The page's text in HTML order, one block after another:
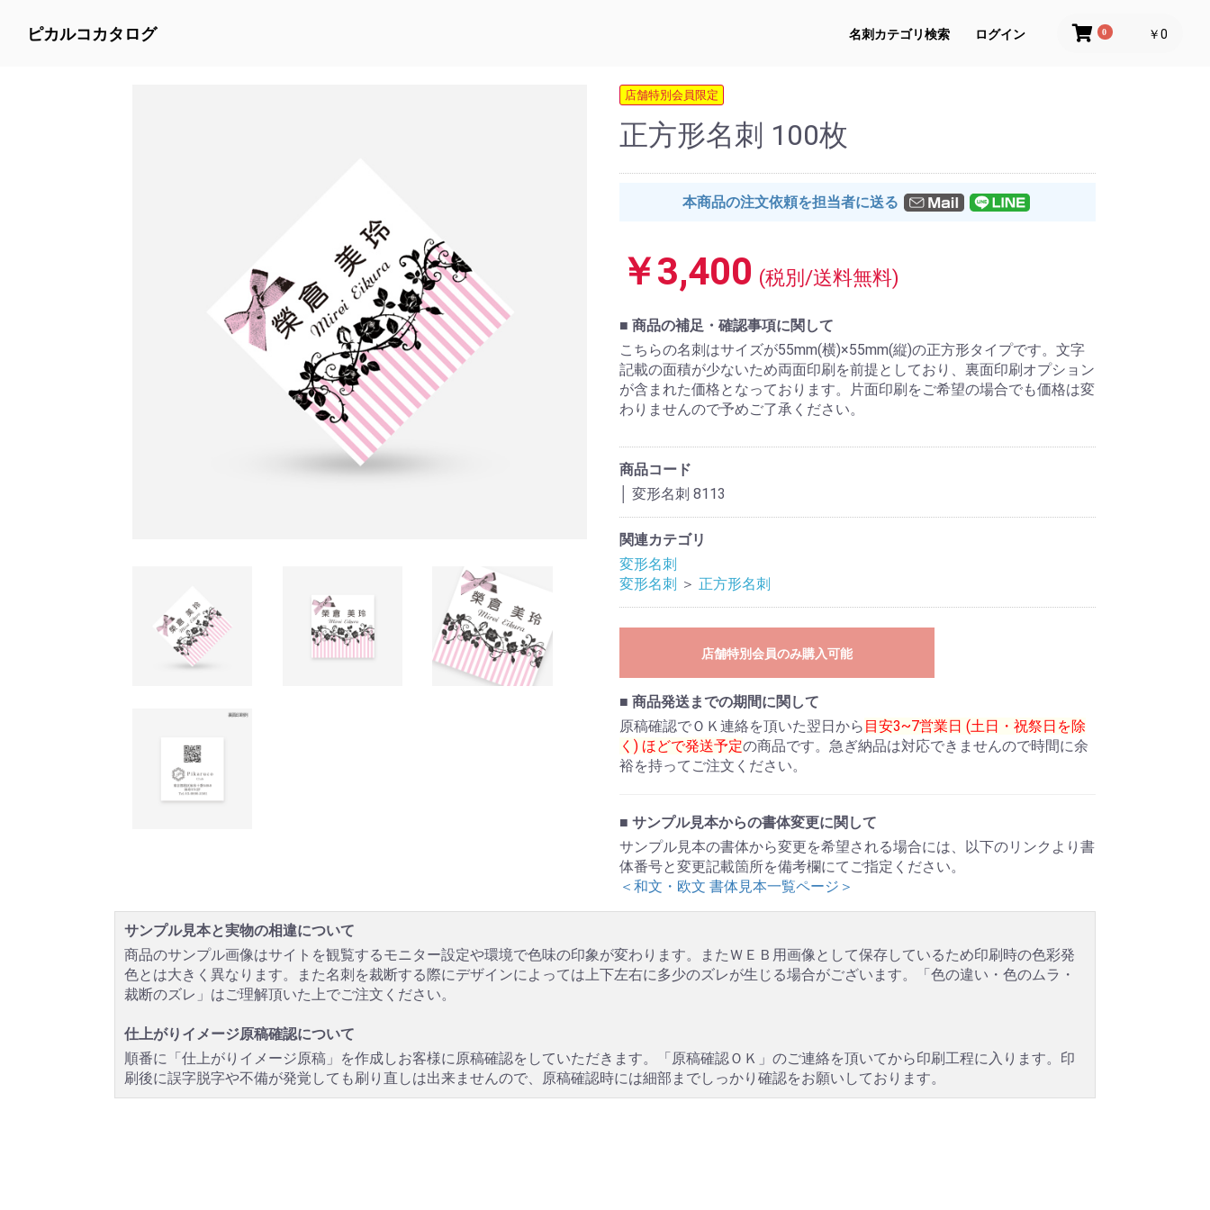
ピカルコカタログ 名刺カテゴリ検索 ログイン 0 ￥0
店舗特別会員限定
正方形名刺 100枚
本商品の注文依頼を担当者に送る
￥3,400 (税別/送料無料)
■ 商品の補足・確認事項に関して
こちらの名刺はサイズが55mm(横)×55mm(縦)の正方形タイプです。文字
記載の面積が少ないため両面印刷を前提としており、裏面印刷オプション
が含まれた価格となっております。片面印刷をご希望の場合でも価格は変
わりませんので予めご了承ください。
商品コード
変形名刺 8113
関連カテゴリ
変形名刺
変形名刺 ＞ 正方形名刺
店舗特別会員のみ購入可能
■ 商品発送までの期間に関して
原稿確認でＯＫ連絡を頂いた翌日から 目安3~7営業日 (土日・祝祭日を除
く) ほどで発送予定の商品です。急ぎ納品は対応できませんので時間に余
裕を持ってご注文ください。
■ サンプル見本からの書体変更に関して
サンプル見本の書体から変更を希望される場合には、以下のリンクより書
体番号と変更記載箇所を備考欄にてご指定ください。
＜和文・欧文 書体見本一覧ページ＞
サンプル見本と実物の相違について
商品のサンプル画像はサイトを観覧するモニター設定や環境で色味の印象が変わります。またＷＥＢ用画像として保存しているため印刷時の色彩発
色とは大きく異なります。また名刺を裁断する際にデザインによっては上下左右に多少のズレが生じる場合がございます。「色の違い・色のムラ・
裁断のズレ」はご理解頂いた上でご注文ください。
仕上がりイメージ原稿確認について
順番に「仕上がりイメージ原稿」を作成しお客様に原稿確認をしていただきます。「原稿確認ＯＫ」のご連絡を頂いてから印刷工程に入ります。印
刷後に誤字脱字や不備が発覚しても刷り直しは出来ませんので、原稿確認時には細部までしっかり確認をお願いしております。